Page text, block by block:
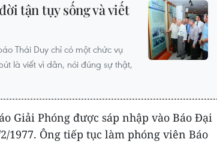
tận tụy sống và viết
Thái Duy chỉ có một chức vụ
là viết vì dân, nói đúng sự thật,
Giải Phóng được sáp nhập vào Báo Đại
1977. Ông tiếp tục làm phóng viên Báo